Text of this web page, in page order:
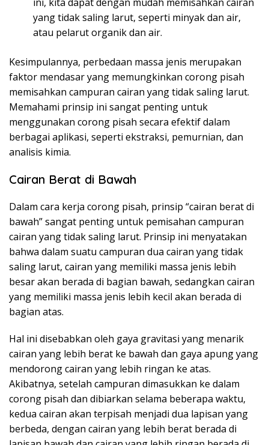
yang tidak saling larut, seperti minyak dan air,
atau pelarut organik dan air.
Kesimpulannya, perbedaan massa jenis merupakan
faktor mendasar yang memungkinkan corong pisah
memisahkan campuran cairan yang tidak saling larut.
Memahami prinsip ini sangat penting untuk
menggunakan corong pisah secara efektif dalam
berbagai aplikasi, seperti ekstraksi, pemurnian, dan
analisis kimia.
Cairan Berat di Bawah
Dalam cara kerja corong pisah, prinsip “cairan berat di
bawah” sangat penting untuk pemisahan campuran
cairan yang tidak saling larut. Prinsip ini menyatakan
bahwa dalam suatu campuran dua cairan yang tidak
saling larut, cairan yang memiliki massa jenis lebih
besar akan berada di bagian bawah, sedangkan cairan
yang memiliki massa jenis lebih kecil akan berada di
bagian atas.
Hal ini disebabkan oleh gaya gravitasi yang menarik
cairan yang lebih berat ke bawah dan gaya apung yang
mendorong cairan yang lebih ringan ke atas.
Akibatnya, setelah campuran dimasukkan ke dalam
corong pisah dan dibiarkan selama beberapa waktu,
kedua cairan akan terpisah menjadi dua lapisan yang
berbeda, dengan cairan yang lebih berat berada di